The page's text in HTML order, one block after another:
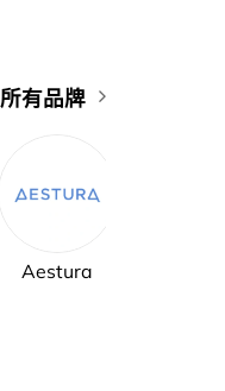
所有品牌
Aestura